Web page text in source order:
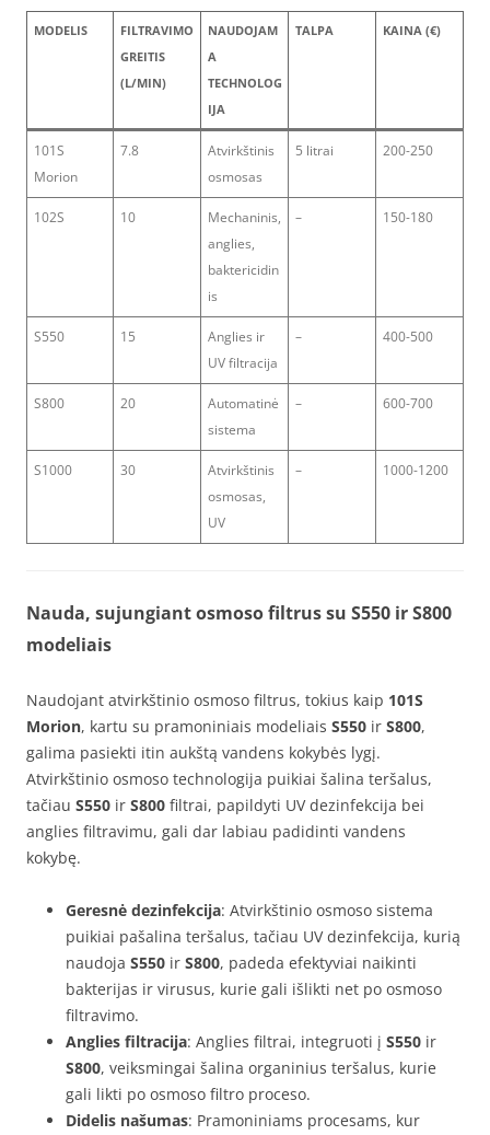
MODELIS
FILTRAVIMO
GREITIS
(L/MIN)
NAUDOJAM
A
TECHNOLOG
IJA
TALPA KAINA (€)
101S
Morion
7.8
Atvirkštinis
osmosas
5 litrai 200-250
102S 10
Mechaninis,
anglies,
baktericidin
is
– 150-180
S550 15
Anglies ir
UV filtracija
– 400-500
S800 20
Automatinė
sistema
– 600-700
S1000 30
Atvirkštinis
osmosas,
UV
– 1000-1200
Nauda, sujungiant osmoso filtrus su S550 ir S800
modeliais
Naudojant atvirkštinio osmoso filtrus, tokius kaip 101S
Morion, kartu su pramoniniais modeliais S550 ir S800,
galima pasiekti itin aukštą vandens kokybės lygį.
Atvirkštinio osmoso technologija puikiai šalina teršalus,
tačiau S550 ir S800 filtrai, papildyti UV dezinfekcija bei
anglies filtravimu, gali dar labiau padidinti vandens
kokybę.
Geresnė dezinfekcija: Atvirkštinio osmoso sistema
puikiai pašalina teršalus, tačiau UV dezinfekcija, kurią
naudoja S550 ir S800, padeda efektyviai naikinti
bakterijas ir virusus, kurie gali išlikti net po osmoso
filtravimo.
Anglies filtracija: Anglies filtrai, integruoti į S550 ir
S800, veiksmingai šalina organinius teršalus, kurie
gali likti po osmoso filtro proceso.
Didelis našumas: Pramoniniams procesams, kur